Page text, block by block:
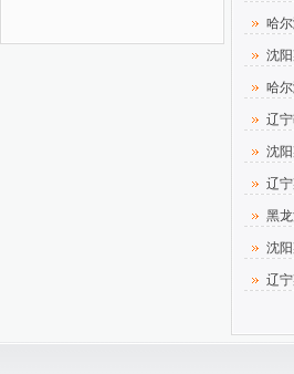
哈
沈
哈
辽
沈
辽
黑
沈
辽